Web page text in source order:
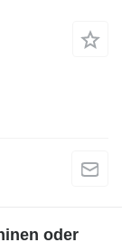
oder